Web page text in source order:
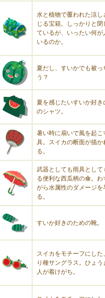
水と植物で覆われた涼し
じる宝箱。しっかりと閉
ているが、いったい何が
いるのか。
夏だし、すいかでも被っ
う？
夏を感じたいすいか好き
のシャツ。
暑い時に扇いで風を起こ
具。スイカの断面が描か
る。
武器としても雨具として
る便利な西瓜柄の傘。わ
がら水属性のダメージを
る。
すいか好きのための靴。
スイカをモチーフにした
り種サングラス。ひょう
人が着けがち。